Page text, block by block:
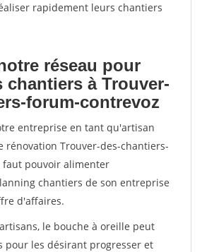
rapidement leurs chantiers
réseau pour
chantiers à Trouver-
forum-contrevoz
entreprise en tant qu'artisan
rénovation Trouver-des-chantiers-
pouvoir alimenter
chantiers de son entreprise
d'affaires.
le bouche à oreille peut
pour les désirant progresser et